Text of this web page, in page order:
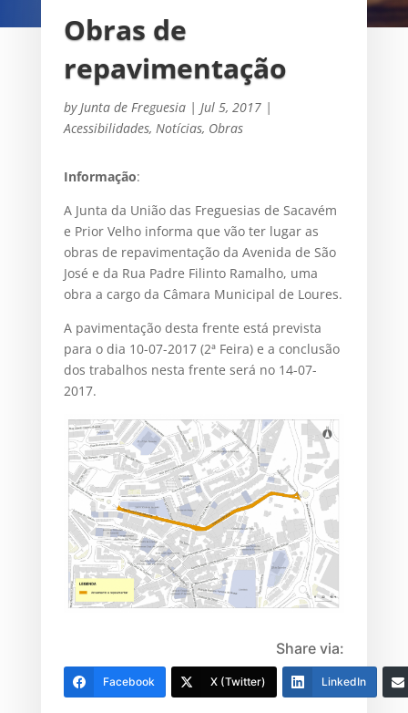
Obras de
repavimentação
by Junta de Freguesia| Jul 5, 2017|
Acessibilidades, Notícias, Obras
Informação:
A Junta da União das Freguesias de Sacavém
e Prior Velho informa que vão ter lugar as
obras de repavimentação da Avenida de São
José e da Rua Padre Filinto Ramalho, uma
obra a cargo da Câmara Municipal de Loures.
A pavimentação desta frente está prevista
para o dia 10-07-2017 (2ª Feira) e a conclusão
dos trabalhos nesta frente será no 14-07-
2017.
Share via:
Facebook X (Twitter) LinkedIn